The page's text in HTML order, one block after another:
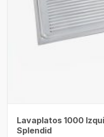
Lavaplatos 1000
Splendid